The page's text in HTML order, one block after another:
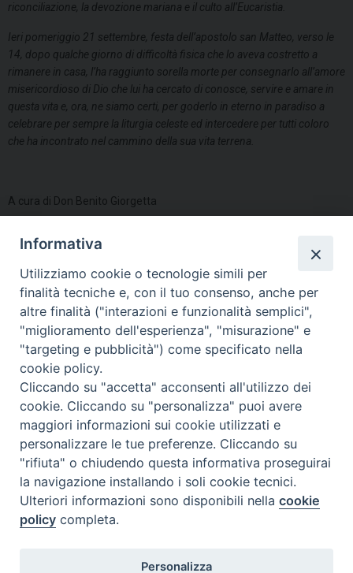
riconciliazione, la devozione mariana e il culto all’Eucaristia.
Ieri pomeriggio 21 settembre, festa dell’apostolo san Matteo, verso le
14, dopo qualche giorno di difficoltà fisica che lo aveva costretto a
rimanere in casa, l’ha raggiunto sorella morte per consegnarlo all’amore
misericordioso di Dio che lui ha cercato di conosce, servire e amare in
questa vita e, ora, ne siamo certi, per goderlo in eterno in paradiso a
celebrare per sempre la liturgia celeste ed intercedere per tutti coloro
che ha incontrato nel cammino della sua vita terrena.
A cura di Don Benito Giorgetta
a
c
e
b
o
k
i
n
t
e
e
s
t
i
n
k
e
n
h
r
e
a
s
h
a
t
s
p
e
l
e
g
m
Caritas diocesana promuove
raccolta generi prima
necessità per apertura nuovo
emporio solidale a Termoli –
scarica le locandine
pandemia anno pastorale
2021_22 e modulistica attività
Piazza Sant'Antonio, 6
Informativa
Utilizziamo cookie o tecnologie simili per
finalità tecniche e, con il tuo consenso, anche per
altre finalità ("interazioni e funzionalità semplici",
"miglioramento dell'esperienza", "misurazione" e
"targeting e pubblicità") come specificato nella
cookie policy.
Cliccando su "accetta" acconsenti all'utilizzo dei
cookie. Cliccando su "personalizza" puoi avere
maggiori informazioni sui cookie utilizzati e
personalizzare le tue preferenze. Cliccando su
"rifiuta" o chiudendo questa informativa proseguirai
la navigazione installando i soli cookie tecnici.
Ulteriori informazioni sono disponibili nellacookie
policy completa.
Personalizza